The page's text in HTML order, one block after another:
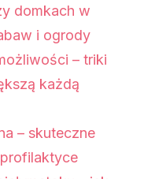
domkach w
i ogrody
– triki
każdą
– skuteczne